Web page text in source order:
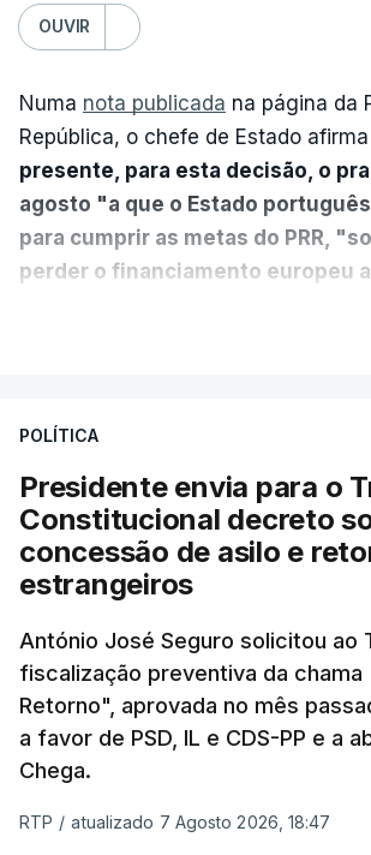
OUVIR
Numa nota publicada na página da
República, o chefe de Estado
presente, para esta decisão, o
agosto "a que o Estado
para cumprir as metas do PRR,
perder o financiamento europeu
sistema mais simples, mais justo e
"Sempre que seja possível reduzir
eliminar sobreposições e garantir
chegam a quem mais necessita,
um passo na direção certa",
Presidente da República.
Assegurar que
prejudicado"
POLÍTICA
Presidente envia para o
Constitucional decreto
concessão de asilo e
estrangeiros
António José Seguro solicitou ao
fiscalização preventiva da chama
Retorno", aprovada no mês
a favor de PSD, IL e CDS-PP e a
Chega.
RTP / atualizado 7 Agosto 2026, 18:47